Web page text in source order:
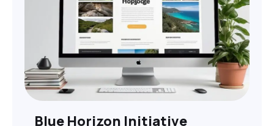
Blue Horizon Initiative